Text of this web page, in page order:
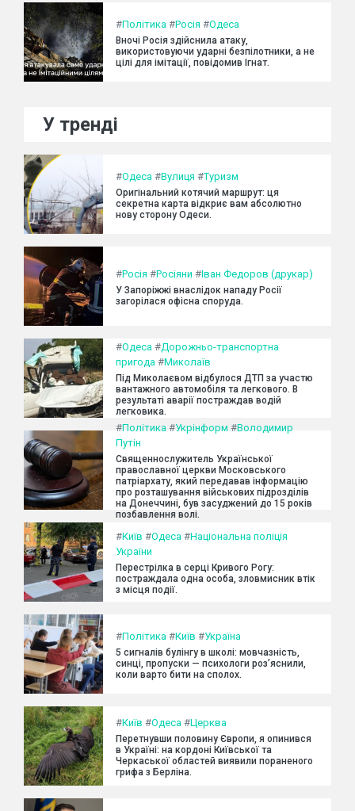
#Політика #Росія #Одеса
Вночі Росія здійснила атаку,
використовуючи ударні безпілотники, а не
цілі для імітації, повідомив Ігнат.
У тренді
#Одеса #Вулиця #Туризм
Оригінальний котячий маршрут: ця
секретна карта відкриє вам абсолютно
нову сторону Одеси.
#Росія #Росіяни #Іван Федоров (друкар)
У Запоріжжі внаслідок нападу Росії
загорілася офісна споруда.
#Одеса #Дорожньо-транспортна
пригода #Миколаїв
Під Миколаєвом відбулося ДТП за участю
вантажного автомобіля та легкового. В
результаті аварії постраждав водій
легковика.
#Політика #Укрінформ #Володимир
Путін
Священнослужитель Української
православної церкви Московського
патріархату, який передавав інформацію
про розташування військових підрозділів
на Донеччині, був засуджений до 15 років
позбавлення волі.
#Київ #Одеса #Національна поліція
України
Перестрілка в серці Кривого Рогу:
постраждала одна особа, зловмисник втік
з місця події.
#Політика #Київ #Україна
5 сигналів булінгу в школі: мовчазність,
синці, пропуски — психологи роз’яснили,
коли варто бити на сполох.
#Київ #Одеса #Церква
Перетнувши половину Європи, я опинився
в Україні: на кордоні Київської та
Черкаської областей виявили пораненого
грифа з Берліна.